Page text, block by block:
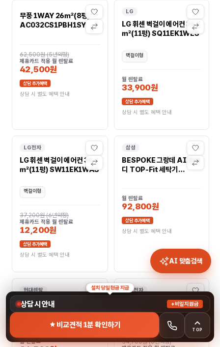
무풍 1WAY 26㎡(8평)
AC032CS1PBH1SY
62,500원(5년약정)
제휴카드 적용 월 렌탈료
42,500원
상담 추가혜택
상담 시 별도 혜택 안내
LG
LG 휘센 벽걸이 에어컨 36
㎡(11평) SQ11EK1WES
벽걸이형
월 렌탈료
33,900원
상담 추가혜택
상담 시 별도 혜택 안내
LG전자
LG 휘센 벽걸이 에어컨 36
㎡(11평) SW11EK1WAS
벽걸이형
37,200원(6년약정)
제휴카드 적용 월 렌탈료
12,200원
상담 추가혜택
상담 시 별도 혜택 안내
삼성
BESPOKE 그랑데 AI 원바
디 TOP-Fit 세탁기
월 렌탈료
92,800원
상담 추가혜택
상담 시 별도 혜택 안내
현대렌탈
BESPOKE 그랑데 AI 원바
디 TOP-Fit 세탁기
24kg+건조기 20kg
WF2420HCVVC
월 렌탈료
LG전자
LG 스타일러 오브제컬렉션
슈케어 SS4R
34,900원(6년약정)
상담 시 안내 +비밀지원금
설치 당일 현금 지급
비교견적 1분 확인하기
TOP
AI 맞춤검색